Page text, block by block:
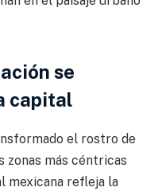
se
capital
el rostro de
zonas más céntricas
mexicana refleja la